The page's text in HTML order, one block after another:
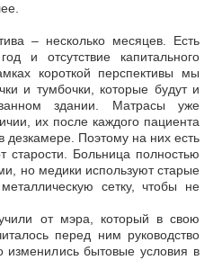
– несколько месяцев. Есть
и отсутствие капитального
короткой перспективы мы
и тумбочки, которые будут и
здании. Матрасы уже
их после каждого пациента
дезкамере. Поэтому на них есть
Больница полностью
но медики используют старые
сетку, чтобы не
от мэра, который в свою
перед ним руководство
изменились бытовые условия в